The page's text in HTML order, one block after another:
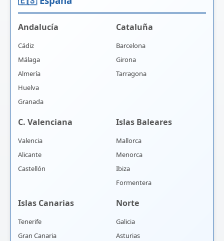
Andalucía
Cádiz
Málaga
Almería
Huelva
Granada
Cataluña
Barcelona
Girona
Tarragona
C. Valenciana
Valencia
Alicante
Castellón
Islas Baleares
Mallorca
Menorca
Ibiza
Formentera
Islas Canarias
Tenerife
Gran Canaria
Norte
Galicia
Asturias